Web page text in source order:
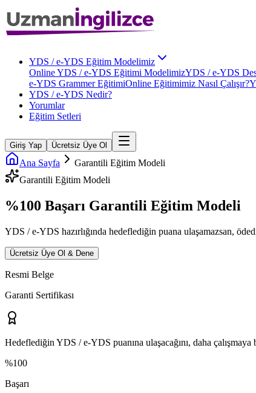
YDS / e-YDS Eğitim Modelimiz
Online YDS / e-YDS Eğitimi ModelimizYDS / e-YDS
e-YDS Grammer EğitimiOnline Eğitimimiz Nasıl Çalışır?
YDS / e-YDS Nedir?
Yorumlar
Eğitim Setleri
Giriş Yap Ücretsiz Üye Ol
Ana Sayfa
Garantili Eğitim Modeli
Garantili Eğitim Modeli
%100 Başarı Garantili Eğitim Modeli
YDS / e-YDS hazırlığında hedeflediğin puana ulaşamazsan,
Ücretsiz Üye Ol & Dene
Resmi Belge
Garanti Sertifikası
Hedeflediğin YDS / e-YDS puanına ulaşacağını, daha
%100
Başarı